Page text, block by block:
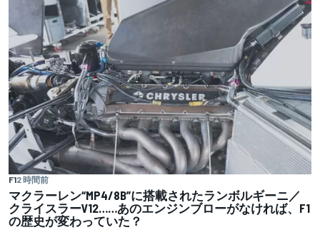
F12 時間前
マクラーレン“MP4/8B”に搭載されたランボルギーニ／
クライスラーV12……あのエンジンブローがなければ、F1
の歴史が変わっていた？